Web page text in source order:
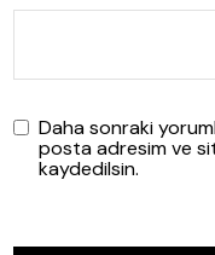
Daha sonraki
posta adresim ve
kaydedilsin.